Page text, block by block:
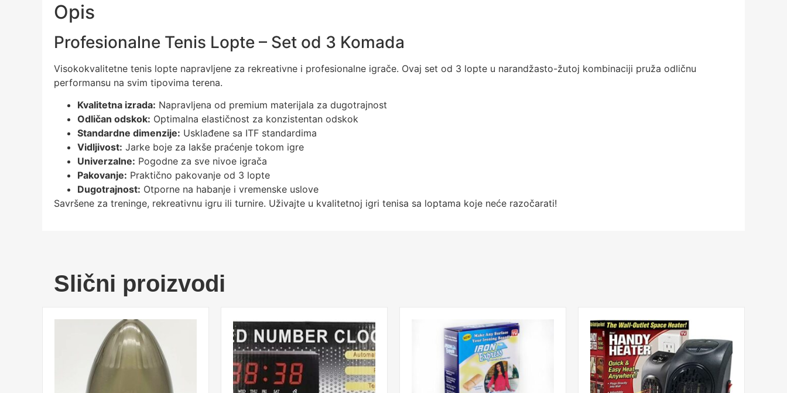
Opis
Profesionalne Tenis Lopte – Set od 3 Komada
Visokokvalitetne tenis lopte napravljene za rekreativne i profesionalne igrače. Ovaj set od 3 lopte u narandžasto-žutoj kombinaciji pruža odličnu
performansu na svim tipovima terena.
Kvalitetna izrada: Napravljena od premium materijala za dugotrajnost
Odličan odskok: Optimalna elastičnost za konzistentan odskok
Standardne dimenzije: Usklađene sa ITF standardima
Vidljivost: Jarke boje za lakše praćenje tokom igre
Univerzalne: Pogodne za sve nivoe igrača
Pakovanje: Praktično pakovanje od 3 lopte
Dugotrajnost: Otporne na habanje i vremenske uslove
Savršene za treninge, rekreativnu igru ili turnire. Uživajte u kvalitetnoj igri tenisa sa loptama koje neće razočarati!
Slični proizvodi